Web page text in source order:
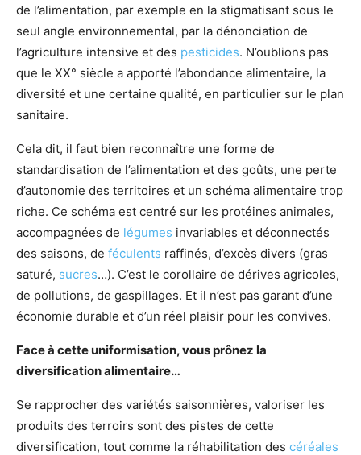
de l’alimentation, par exemple en la stigmatisant sous le
seul angle environnemental, par la dénonciation de
l’agriculture intensive et des pesticides. N’oublions pas
que le XX° siècle a apporté l’abondance alimentaire, la
diversité et une certaine qualité, en particulier sur le plan
sanitaire.
Cela dit, il faut bien reconnaître une forme de
standardisation de l’alimentation et des goûts, une perte
d’autonomie des territoires et un schéma alimentaire trop
riche. Ce schéma est centré sur les protéines animales,
accompagnées de légumes invariables et déconnectés
des saisons, de féculents raffinés, d’excès divers (gras
saturé, sucres…). C’est le corollaire de dérives agricoles,
de pollutions, de gaspillages. Et il n’est pas garant d’une
économie durable et d’un réel plaisir pour les convives.
Face à cette uniformisation, vous prônez la
diversification alimentaire…
Se rapprocher des variétés saisonnières, valoriser les
produits des terroirs sont des pistes de cette
diversification, tout comme la réhabilitation des céréales